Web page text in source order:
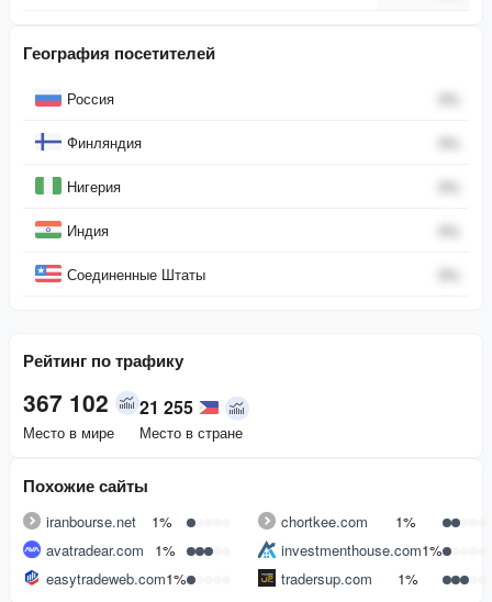
География посетителей
Россия 0%
Финляндия 0%
Нигерия 0%
Индия 0%
Соединенные Штаты 0%
Рейтинг по трафику
367 102
Место в мире
21 255
Место в стране
Похожие сайты
iranbourse.net 1% chortkee.com
1%
avatradear.com
1% investmenthouse.com1%
easytradeweb.com1% tradersup.com 1%